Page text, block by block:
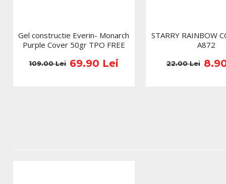
Gel constructie Everin- Monarch
Purple Cover 50gr TPO FREE
69.90 Lei
109.00 Lei
STARRY RAINBOW
A872
22.00 Lei